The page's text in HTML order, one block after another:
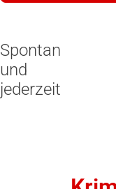
Spontan
und
jederzeit